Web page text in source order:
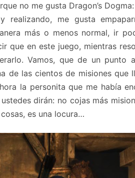
no me gusta Dragon’s
realizando, me gusta
más o menos normal, ir
que en este juego, mientras
Vamos, que de un punto
de las cientos de misiones que
la personita que me había
dirán: no cojas más
es una locura…